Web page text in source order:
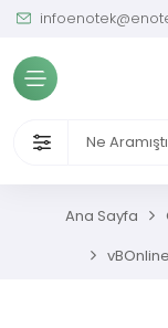
Tüm
Kalibrasyon Masası
VE İŞÇİ SAĞLIĞI
Ana Sayfa